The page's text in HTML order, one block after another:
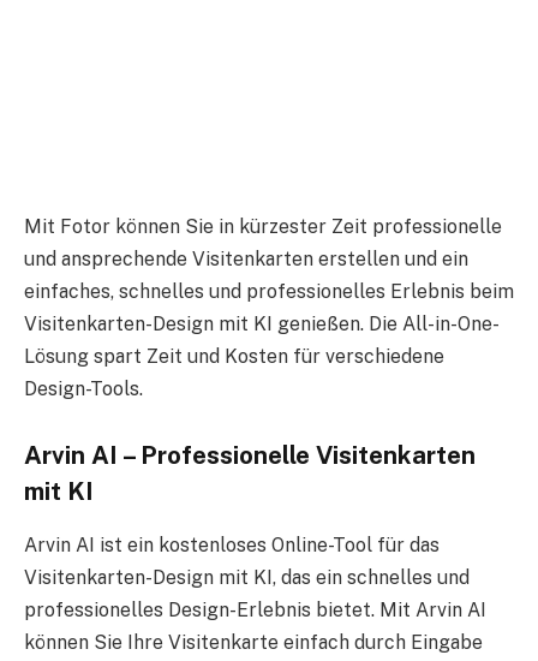
Mit Fotor können Sie in kürzester Zeit professionelle
und ansprechende Visitenkarten erstellen und ein
einfaches, schnelles und professionelles Erlebnis beim
Visitenkarten-Design mit KI genießen. Die All-in-One-
Lösung spart Zeit und Kosten für verschiedene
Design-Tools.
Arvin AI – Professionelle Visitenkarten
mit KI
Arvin AI ist ein kostenloses Online-Tool für das
Visitenkarten-Design mit KI, das ein schnelles und
professionelles Design-Erlebnis bietet. Mit Arvin AI
können Sie Ihre Visitenkarte einfach durch Eingabe